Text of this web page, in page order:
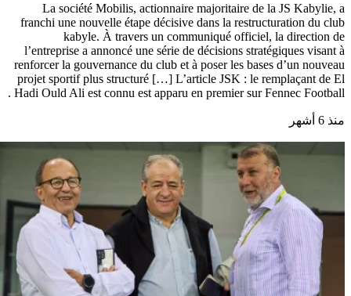
La société Mobilis, actionnaire majoritaire de la JS Kabylie, a
franchi une nouvelle étape décisive dans la restructuration du club
kabyle. À travers un communiqué officiel, la direction de
l’entreprise a annoncé une série de décisions stratégiques visant à
renforcer la gouvernance du club et à poser les bases d’un nouveau
projet sportif plus structuré […] L’article JSK : le remplaçant de El
Hadi Ould Ali est connu est apparu en premier sur Fennec Football .
منذ 6 أشهر